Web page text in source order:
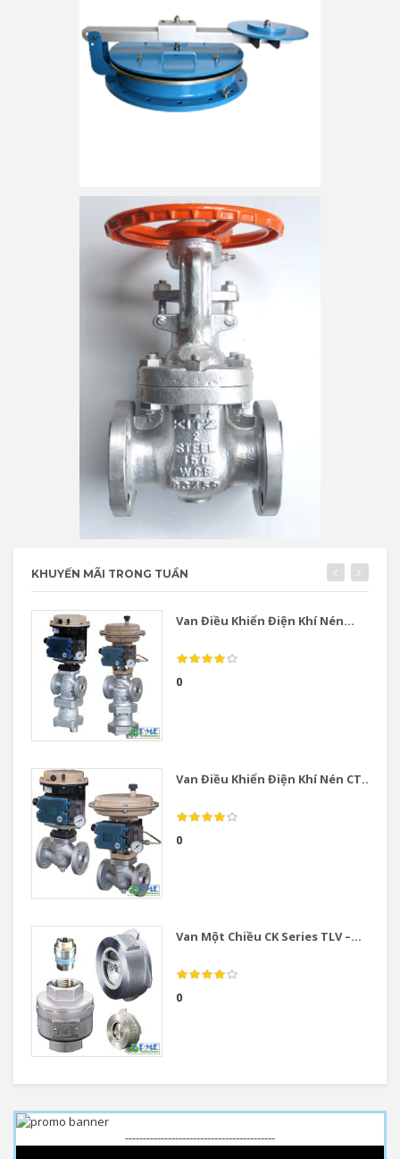
KHUYẾN MÃI TRONG TUẦN
Van Điều Khiển Điện Khí Nén...
0
Van Điều Khiển Điện Khí Nén CT...
0
Van Một Chiều CK Series TLV –...
0
------------------------------------------